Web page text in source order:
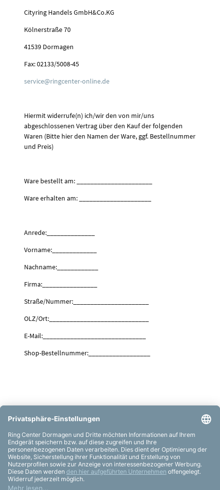
Cityring Handels GmbH&Co.KG
Kölnerstraße 70
41539 Dormagen
Fax: 02133/5008-45
service@ringcenter-online.de
Hiermit widerrufe(n) ich/wir den von mir/uns
abgeschlossenen Vertrag über den Kauf der folgenden
Waren (Bitte hier den Namen der Ware, ggf. Bestellnummer
und Preis)
Ware bestellt am: ______________________
Ware erhalten am: _____________________
Anrede:______________
Vorname:_____________
Nachname:____________
Firma:________________
Straße/Nummer:______________________
OLZ/Ort:­­­­­­­­­­­­­­­­­­­­­­_____________________________
E-Mail:______________________________
Shop-Bestellnummer:__________________
ÜBER UNS
AGB